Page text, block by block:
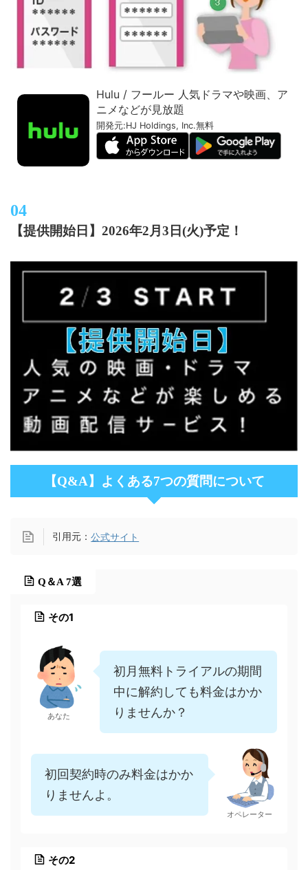
Hulu / フールー 人気ドラマや映画、ア
ニメなどが見放題
開発元:HJ Holdings, Inc.無料
【提供開始日】2026年2月3日(火)予定！
【Q&A】よくある7つの質問について
引用元：公式サイト
Q＆A 7選
その1
あなた
初月無料トライアルの期間
中に解約しても料金はかか
りませんか？
初回契約時のみ料金はかか
りませんよ。
オペレーター
その2